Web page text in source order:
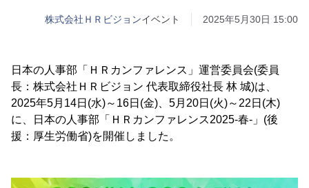
株式会社ＨＲビジョンイベント 2025年5月30日 15:00
日本の人事部「ＨＲカンファレンス」運営委員会(委員
長：株式会社ＨＲビジョン 代表取締役社長 林 城)は、
2025年5月14日(水)～16日(金)、5月20日(火)～22日(木)
に、日本の人事部「ＨＲカンファレンス2025-春-」(後
援：厚生労働省)を開催しました。